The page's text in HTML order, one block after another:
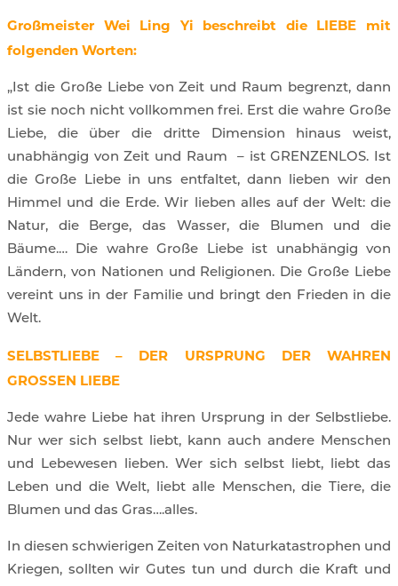
Großmeister Wei Ling Yi beschreibt die LIEBE mit
folgenden Worten:
„Ist die Große Liebe von Zeit und Raum begrenzt, dann
ist sie noch nicht vollkommen frei. Erst die wahre Große
Liebe, die über die dritte Dimension hinaus weist,
unabhängig von Zeit und Raum
– ist GRENZENLOS. Ist
die Große Liebe in uns entfaltet, dann lieben wir den
Himmel und die Erde. Wir lieben alles auf der Welt: die
Natur, die Berge, das Wasser, die Blumen und die
Bäume.… Die wahre Große Liebe ist unabhängig von
Ländern, von Nationen und Religionen. Die Große Liebe
vereint uns in der Familie und bringt den Frieden in die
Welt.
SELBSTLIEBE – DER URSPRUNG DER WAHREN
GROSSEN LIEBE
Jede wahre Liebe hat ihren Ursprung in der Selbstliebe.
Nur wer sich selbst liebt, kann auch andere Menschen
und Lebewesen lieben. Wer sich selbst liebt, liebt das
Leben und die Welt, liebt alle Menschen, die Tiere, die
Blumen und das Gras….alles.
In diesen schwierigen Zeiten von Naturkatastrophen und
Kriegen, sollten wir Gutes tun und durch die Kraft und